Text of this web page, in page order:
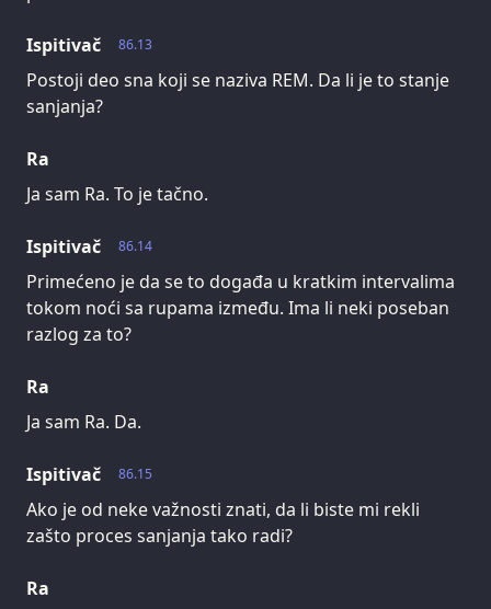
86.13
Ispitivač
Postoji deo sna koji se naziva REM. Da li je to stanje
sanjanja?
Ra
Ja sam Ra. To je tačno.
86.14
Ispitivač
Primećeno je da se to događa u kratkim intervalima
tokom noći sa rupama između. Ima li neki poseban
razlog za to?
Ra
Ja sam Ra. Da.
86.15
Ispitivač
Ako je od neke važnosti znati, da li biste mi rekli
zašto proces sanjanja tako radi?
Ra